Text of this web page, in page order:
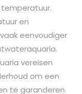
en
eenvoudiger
vereisen
om een
te garanderen.